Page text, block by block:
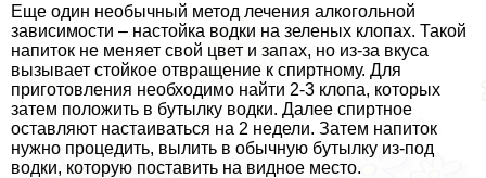
Еще один необычный метод лечения алкогольной
зависимости – настойка водки на зеленых клопах. Такой
напиток не меняет свой цвет и запах, но из-за вкуса
вызывает стойкое отвращение к спиртному. Для
приготовления необходимо найти 2-3 клопа, которых
затем положить в бутылку водки. Далее спиртное
оставляют настаиваться на 2 недели. Затем напиток
нужно процедить, вылить в обычную бутылку из-под
водки, которую поставить на видное место.